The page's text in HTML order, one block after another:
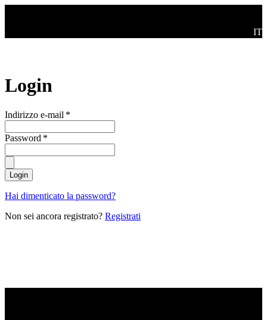
IT
Login
Indirizzo e-mail *
Password *
Login
Hai dimenticato la password?
Non sei ancora registrato? Registrati